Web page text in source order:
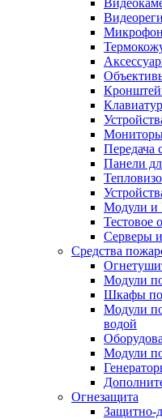
Передача
Панели
Модули
Тестовое
Серверы
Средства
Модули
Шкафы
Модули
водой
Модули
Огнезащита
Защитно-